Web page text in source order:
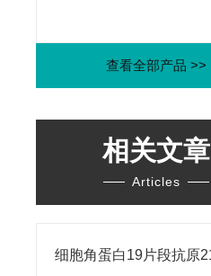
查看全部产品 >>
相关文章
Articles